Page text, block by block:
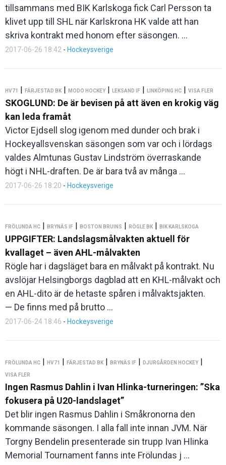
tillsammans med BIK Karlskoga fick Carl Persson ta
klivet upp till SHL när Karlskrona HK valde att han
skriva kontrakt med honom efter säsongen. ...
2017-06-26 18:42 - Hockeysverige
HV71 | FÄRJESTAD BK | MODO HOCKEY | LEKSAND IF | LINKÖPING HC | VISA FLER
SKOGLUND: De är bevisen på att även en krokig väg
kan leda framåt
Victor Ejdsell slog igenom med dunder och brak i
Hockeyallsvenskan säsongen som var och i lördags
valdes Almtunas Gustav Lindström överraskande
högt i NHL-draften. De är bara två av många ...
2017-06-26 18:20 - Hockeysverige
FRÖLUNDA HC | BRYNÄS IF | BOSTON BRUINS | RÖGLE BK | BIK KARLSKOGA
UPPGIFTER: Landslagsmålvakten aktuell för
kvallaget – även AHL-målvakten
Rögle har i dagsläget bara en målvakt på kontrakt. Nu
avslöjar Helsingborgs dagblad att en KHL-målvakt och
en AHL-dito är de hetaste spåren i målvaktsjakten.
— De finns med på brutto ...
2017-06-24 18:46 - Hockeysverige
FRÖLUNDA HC | HV71 | FÄRJESTAD BK | BRYNÄS IF | DJURGÅRDEN HOCKEY |
VISA FLER
Ingen Rasmus Dahlin i Ivan Hlinka-turneringen: ”Ska
fokusera på U20-landslaget”
Det blir ingen Rasmus Dahlin i Småkronorna den
kommande säsongen. I alla fall inte innan JVM. När
Torgny Bendelin presenterade sin trupp Ivan Hlinka
Memorial Tournament fanns inte Frölundas j ...